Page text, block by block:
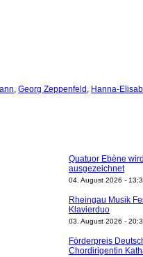
, Georg Zeppenfeld , Hanna-
Quatuor Ebène
ausgezeichnet
04. August 2026 -
Rheingau Musik
Klavierduo
03. August 2026 -
Förderpreis
Chordirigentin